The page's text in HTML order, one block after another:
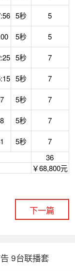
5秒 5
5秒 5
5秒 7
5秒 7
5秒 7
5秒 7
5秒
7
36
￥68,800元
下一篇
9台联播套